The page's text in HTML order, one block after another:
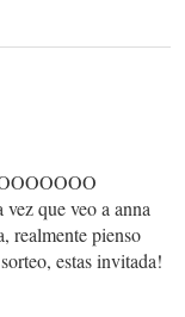
que veo a anna
realmente pienso
estas invitada!